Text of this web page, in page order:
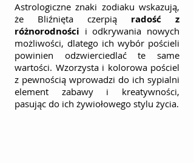
Astrologiczne znaki zodiaku wskazują,
że Bliźnięta czerpią radość z
różnorodności i odkrywania nowych
możliwości, dlatego ich wybór pościeli
powinien odzwierciedlać te same
wartości. Wzorzysta i kolorowa pościel
z pewnością wprowadzi do ich sypialni
element zabawy i kreatywności,
pasując do ich żywiołowego stylu życia.